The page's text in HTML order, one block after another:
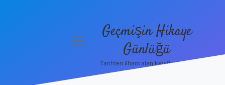
menüyü
Geçmişin Hikaye
Günlüğü
Tarihten ilham alan keyifli bilgiler!